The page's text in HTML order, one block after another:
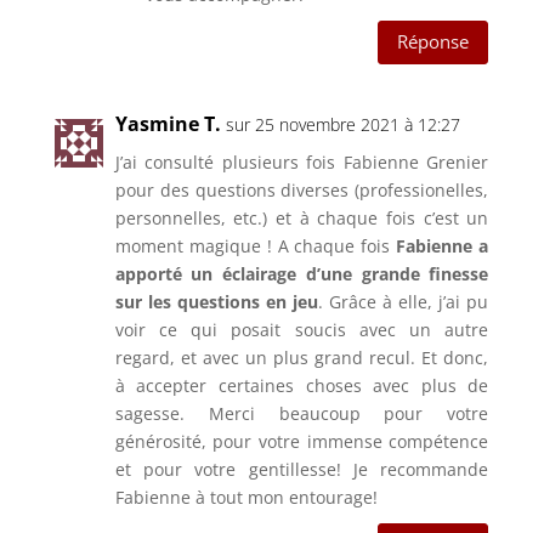
Réponse
Yasmine T. sur 25 novembre 2021 à 12:27
J’ai consulté plusieurs fois Fabienne Grenier
pour des questions diverses (professionelles,
personnelles, etc.) et à chaque fois c’est un
moment magique ! A chaque fois Fabienne a
apporté un éclairage d’une grande finesse
sur les questions en jeu. Grâce à elle, j’ai pu
voir ce qui posait soucis avec un autre
regard, et avec un plus grand recul. Et donc,
à accepter certaines choses avec plus de
sagesse. Merci beaucoup pour votre
générosité, pour votre immense compétence
et pour votre gentillesse! Je recommande
Fabienne à tout mon entourage!